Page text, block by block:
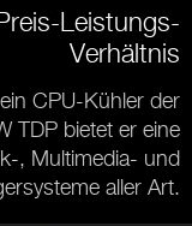
Leistungs-
Verhältnis
CPU-Kühler der
TDP bietet er eine
, Multimedia- und
aller Art.